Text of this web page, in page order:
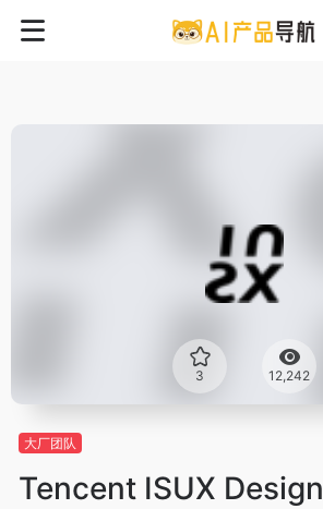
3 12,242
大厂团队
Tencent ISUX Design